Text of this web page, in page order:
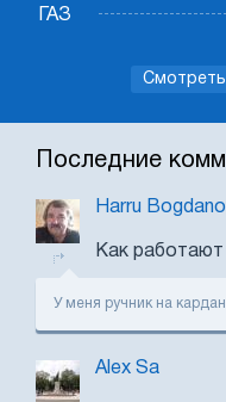
ГАЗ
Смотреть
Последние
Harru
Как работают
У меня ручник на
Alex Sa